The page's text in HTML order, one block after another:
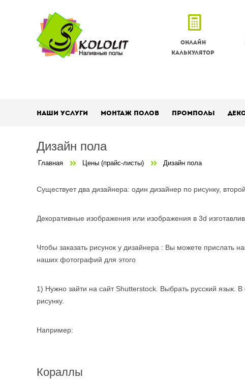
Онлайн
калькулятор
Наши услуги Монтаж полов Промполы
Дизайн пола
Главная Цены (прайс-листы) Дизайн пола
Существует два дизайнера: один дизайнер по рисунку,
Декоративные изображения или изображения в 3d
Чтобы заказать рисунок у дизайнера : Вы можете
наших фотографий для этого
1) Нужно зайти на сайт Shutterstock. Выбрать русский язык.
рисунку.
Например:
Кораллы